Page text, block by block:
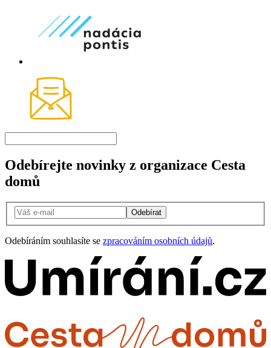
Odebírejte novinky z organizace Cesta
domů
Odebírat
Odebíráním souhlasíte se zpracováním osobních údajů.